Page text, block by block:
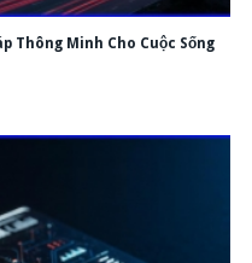
Thông Minh Cho Cuộc Sống